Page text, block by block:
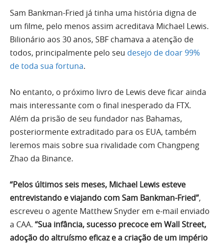
Sam Bankman-Fried já tinha uma história digna de
um filme, pelo menos assim acreditava Michael Lewis.
Bilionário aos 30 anos, SBF chamava a atenção de
todos, principalmente pelo seu desejo de doar 99%
de toda sua fortuna.
No entanto, o próximo livro de Lewis deve ficar ainda
mais interessante com o final inesperado da FTX.
Além da prisão de seu fundador nas Bahamas,
posteriormente extraditado para os EUA, também
leremos mais sobre sua rivalidade com Changpeng
Zhao da Binance.
“Pelos últimos seis meses, Michael Lewis esteve
entrevistando e viajando com Sam Bankman-Fried”,
escreveu o agente Matthew Snyder em e-mail enviado
a CAA. “Sua infância, sucesso precoce em Wall Street,
adoção do altruísmo eficaz e a criação de um império